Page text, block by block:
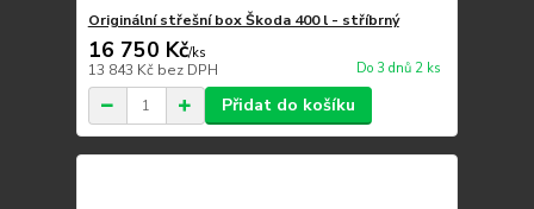
Originální střešní box Škoda 400 l - stříbrný
16 750 Kč/ks
13 843 Kč bez DPH Do 3 dnů 2 ks
Přidat do košíku